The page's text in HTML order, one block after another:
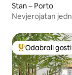
Stan – Porto
Nevjerojatan
Među najviše
Odabrali gosti